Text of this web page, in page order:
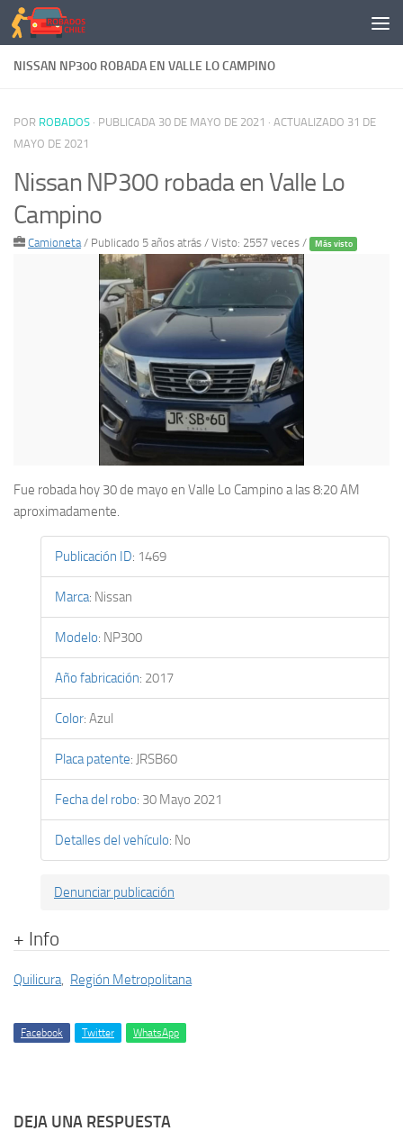
Saltar al contenido
NISSAN NP300 ROBADA EN VALLE LO CAMPINO
POR ROBADOS · PUBLICADA 30 DE MAYO DE 2021 · ACTUALIZADO 31 DE
MAYO DE 2021
Nissan NP300 robada en Valle Lo
Campino
Camioneta/ Publicado 5 años atrás / Visto: 2557 veces / Más visto
Fue robada hoy 30 de mayo en Valle Lo Campino a las 8:20 AM
aproximadamente.
Publicación ID: 1469
Marca: Nissan
Modelo: NP300
Año fabricación: 2017
Color: Azul
Placa patente: JRSB60
Fecha del robo: 30 Mayo 2021
Detalles del vehículo: No
Denunciar publicación
+ Info
Quilicura, Región Metropolitana
Facebook Twitter WhatsApp
DEJA UNA RESPUESTA